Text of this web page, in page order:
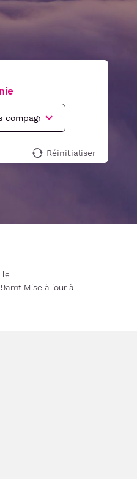
Réinitialiser
le
Mise à jour à